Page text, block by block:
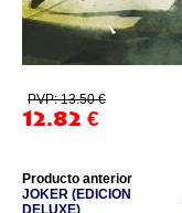
PVP: 13.50 €
12.82 €
Producto anterior
JOKER (EDICION